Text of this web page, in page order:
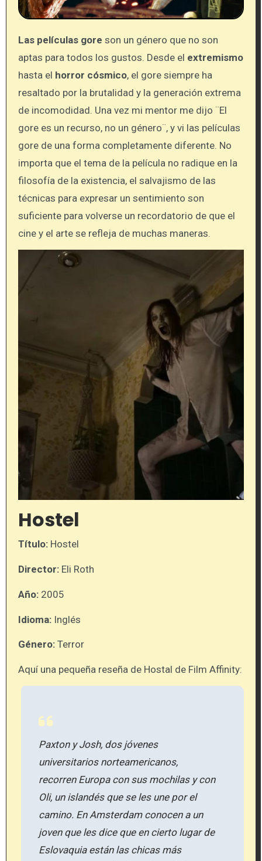
Las películas gore son un género que no son
aptas para todos los gustos. Desde el extremismo
hasta el horror cósmico, el gore siempre ha
resaltado por la brutalidad y la generación extrema
de incomodidad. Una vez mi mentor me dijo ¨El
gore es un recurso, no un género¨, y vi las películas
gore de una forma completamente diferente. No
importa que el tema de la película no radique en la
filosofía de la existencia, el salvajismo de las
técnicas para expresar un sentimiento son
suficiente para volverse un recordatorio de que el
cine y el arte se refleja de muchas maneras.
Hostel
Título:Hostel
Director:Eli Roth
Año:2005
Idioma:Inglés
Género:Terror
Aquí una pequeña reseña de Hostal de Film Affinity:
Paxton y Josh, dos jóvenes
universitarios norteamericanos,
recorren Europa con sus mochilas y con
Oli, un islandés que se les une por el
camino. En Amsterdam conocen a un
joven que les dice que en cierto lugar de
Eslovaquia están las chicas más